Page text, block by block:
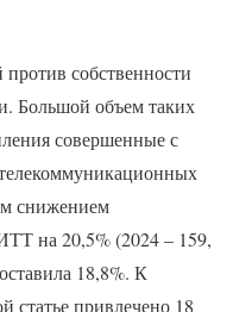
собственности
Большой объем таких
совершенные с
снижением
на 20,5% (2024 – 159,
18,8%. К
статье привлечено 18